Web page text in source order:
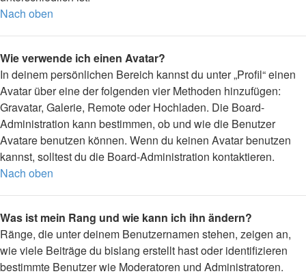
Nach oben
Wie verwende ich einen Avatar?
In deinem persönlichen Bereich kannst du unter „Profil“ einen
Avatar über eine der folgenden vier Methoden hinzufügen:
Gravatar, Galerie, Remote oder Hochladen. Die Board-
Administration kann bestimmen, ob und wie die Benutzer
Avatare benutzen können. Wenn du keinen Avatar benutzen
kannst, solltest du die Board-Administration kontaktieren.
Nach oben
Was ist mein Rang und wie kann ich ihn ändern?
Ränge, die unter deinem Benutzernamen stehen, zeigen an,
wie viele Beiträge du bislang erstellt hast oder identifizieren
bestimmte Benutzer wie Moderatoren und Administratoren.